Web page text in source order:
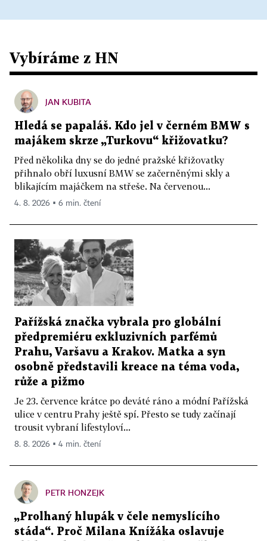
Vybíráme z HN
JAN KUBITA
Hledá se papaláš. Kdo jel v černém BMW s
majákem skrze „Turkovu“ křižovatku?
Před několika dny se do jedné pražské křižovatky
přihnalo obří luxusní BMW se začerněnými skly a
blikajícím majáčkem na střeše. Na červenou...
4. 8. 2026 ▪ 6 min. čtení
Pařížská značka vybrala pro globální
předpremiéru exkluzivních parfémů
Prahu, Varšavu a Krakov. Matka a syn
osobně představili kreace na téma voda,
růže a pižmo
Je 23. července krátce po deváté ráno a módní Pařížská
ulice v centru Prahy ještě spí. Přesto se tudy začínají
trousit vybraní lifestyloví...
8. 8. 2026 ▪ 4 min. čtení
PETR HONZEJK
„Prolhaný hlupák v čele nemyslícího
stáda“. Proč Milana Knížáka oslavuje